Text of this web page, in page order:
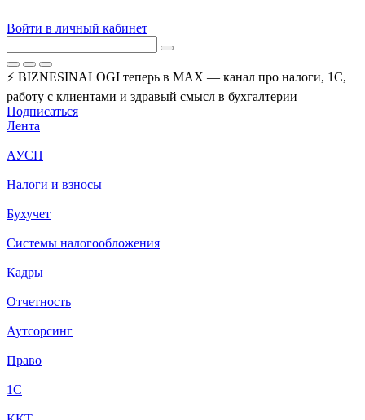
Войти в личный кабинет
⚡ BIZNESINALOGI теперь в MAX — канал про налоги, 1С,
работу с клиентами и здравый смысл в бухгалтерии
Подписаться
Лента
АУСН
Налоги и взносы
Бухучет
Системы налогообложения
Кадры
Отчетность
Аутсорсинг
Право
1С